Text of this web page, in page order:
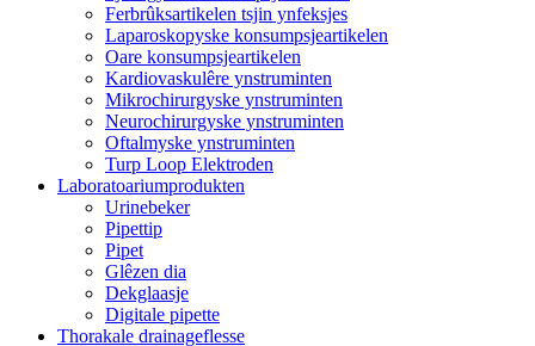
Ferbrûksartikelen tsjin ynfeksjes
Laparoskopyske konsumpsjeartikelen
Oare konsumpsjeartikelen
Kardiovaskulêre ynstruminten
Mikrochirurgyske ynstruminten
Neurochirurgyske ynstruminten
Oftalmyske ynstruminten
Turp Loop Elektroden
Laboratoariumprodukten
Urinebeker
Pipettip
Pipet
Glêzen dia
Dekglaasje
Digitale pipette
Thorakale drainageflesse